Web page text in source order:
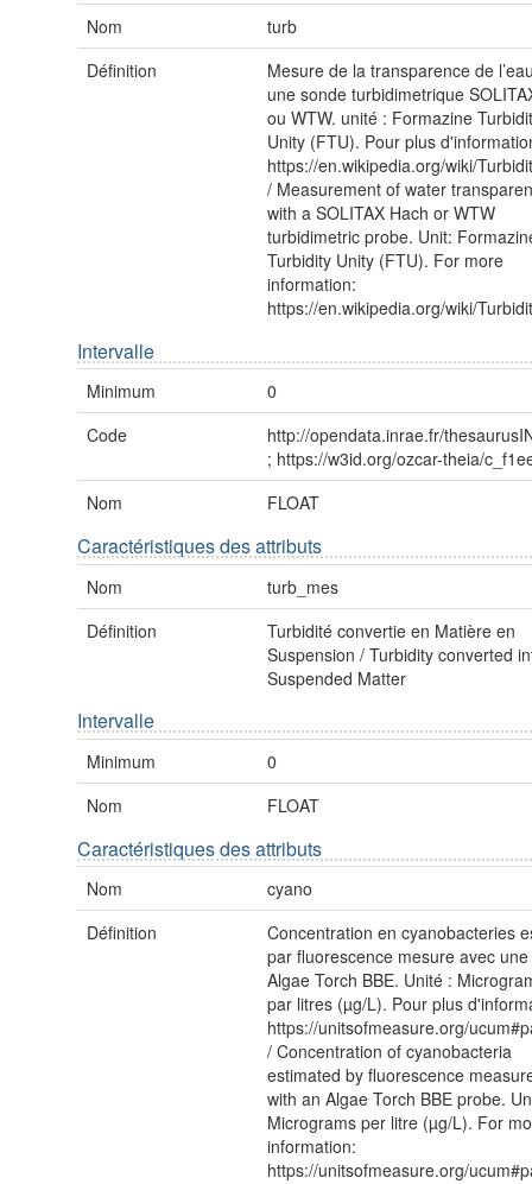
Nom
turb
Définition
Mesure de la transparence de
une sonde turbidimetrique
ou WTW. unité : Formazine
Unity (FTU). Pour plus
https://en.wikipedia.org/wiki/
/ Measurement of water
with a SOLITAX Hach or WTW
turbidimetric probe. Unit:
Turbidity Unity (FTU). For more
information:
https://en.wikipedia.org/wiki/
Intervalle
Minimum
0
Code
http://opendata.inrae.fr/
; https://w3id.org/ozcar-theia/
Nom
FLOAT
Caractéristiques des attributs
Nom
turb_mes
Définition
Turbidité convertie en Matière en
Suspension / Turbidity converted
Suspended Matter
Intervalle
Minimum
0
Nom
FLOAT
Caractéristiques des attributs
Nom
cyano
Définition
Concentration en cyanobacteries
par fluorescence mesure avec
Algae Torch BBE. Unité :
par litres (µg/L). Pour plus
https://unitsofmeasure.org/
/ Concentration of cyanobacteria
estimated by fluorescence
with an Algae Torch BBE probe.
Micrograms per litre (µg/L). For
information:
https://unitsofmeasure.org/